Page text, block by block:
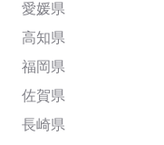
愛媛県
高知県
福岡県
佐賀県
長崎県